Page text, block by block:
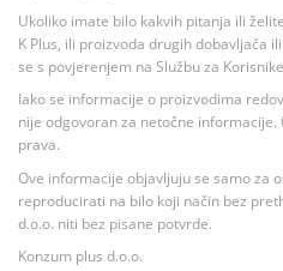
Ukoliko imate bilo kakvih pitanja ili
K Plus, ili proizvoda drugih dobavljača
se s povjerenjem na Službu za
Iako se informacije o proizvodima
nije odgovoran za netočne informacije.
prava.
Ove informacije objavljuju se samo za
reproducirati na bilo koji način bez
d.o.o. niti bez pisane potvrde.
Konzum plus d.o.o.